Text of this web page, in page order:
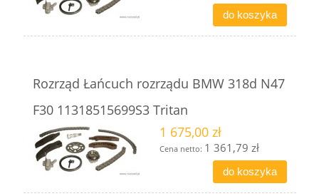
do koszyka
Rozrząd Łańcuch rozrządu BMW 318d N47
F30 11318515699S3 Tritan
1 675,00 zł
Cena netto: 1 361,79 zł
do koszyka